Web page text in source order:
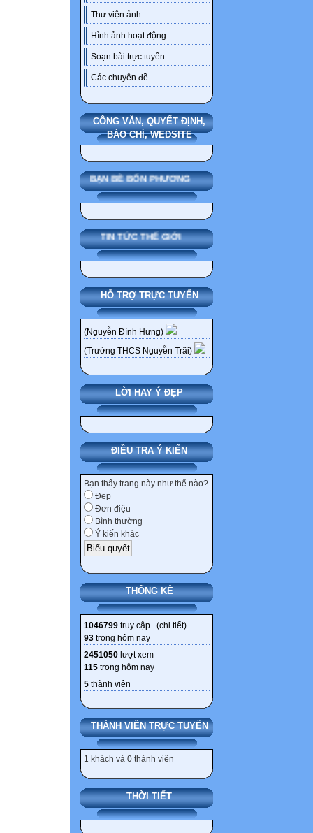
Thư viện ảnh
Hình ảnh hoạt động
Soạn bài trực tuyến
Các chuyên đề
CÔNG VĂN, QUYẾT ĐỊNH,
BÁO CHÍ, WEDSITE
BẠN BÈ BỐN PHƯƠNG
TIN TỨC THẾ GIỚI
HỖ TRỢ TRỰC TUYẾN
(Nguyễn Đình Hưng)
(Trường THCS Nguyễn Trãi)
LỜI HAY Ý ĐẸP
ĐIỀU TRA Ý KIẾN
Bạn thấy trang này như thế nào?
Đẹp
Đơn điệu
Bình thường
Ý kiến khác
THỐNG KÊ
1046799 truy cập (chi tiết)
93 trong hôm nay
2451050 lượt xem
115 trong hôm nay
5 thành viên
THÀNH VIÊN TRỰC TUYẾN
1 khách và 0 thành viên
THỜI TIẾT